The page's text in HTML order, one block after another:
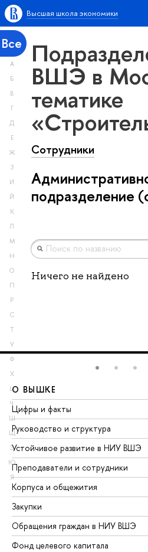
Высшая школа экономики
Все
А
Б
В
Г
Д
Е
Ж
З
И
Й
К
Л
М
Н
О
П
Р
С
Т
У
Ф
Х
Ц
Ч
Ш
Щ
Э
Ю
Я
ВШЭ в
тематике
Сотрудники
подразделение
Ничего не найдено
О ВЫШКЕ
Цифры и факты
Руководство и структура
Устойчивое развитие в НИУ ВШЭ
Преподаватели и сотрудники
Корпуса и общежития
Закупки
Обращения граждан в НИУ ВШЭ
Фонд целевого капитала